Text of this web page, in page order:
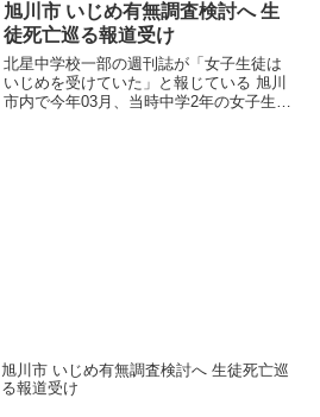
旭川市 いじめ有無調査検討へ 生
徒死亡巡る報道受け
北星中学校一部の週刊誌が「女子生徒は
いじめを受けていた」と報じている 旭川
市内で今年03月、当時中学2年の女子生徒
旭川市 いじめ有無調査検討へ 生徒死亡巡
る報道受け